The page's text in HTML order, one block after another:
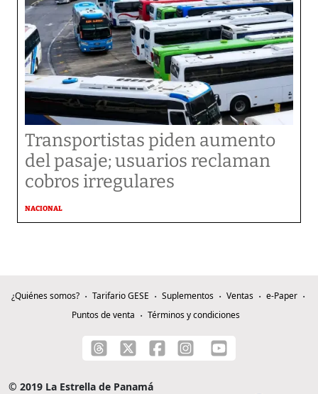
Transportistas piden aumento
del pasaje; usuarios reclaman
cobros irregulares
NACIONAL
¿Quiénes somos? Tarifario GESE Suplementos Ventas
e-Paper
Puntos de venta
Términos y condiciones
© 2019 La Estrella de Panamá